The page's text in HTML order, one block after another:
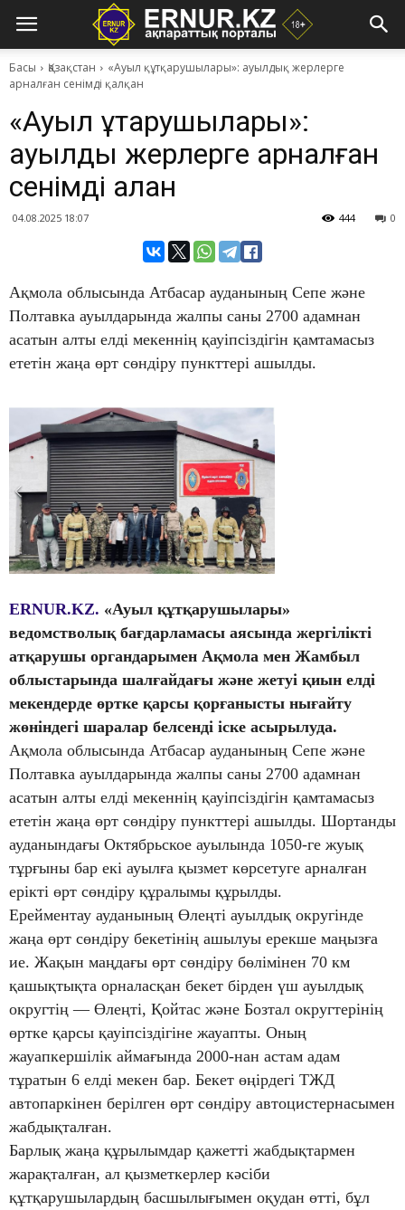
Басы Қазақстан
«Ауыл құтқарушылары»: ауылдық жерлерге
арналған сенімді қалқан
«Ауыл құтқарушылары»:
ауылдық жерлерге арналған
сенімді қалқан
04.08.2025 18:07 0
444
Ақмола облысында Атбасар ауданының Сепе және
Полтавка ауылдарында жалпы саны 2700 адамнан
асатын алты елді мекеннің қауіпсіздігін қамтамасыз
ететін жаңа өрт сөндіру пункттері ашылды.
ERNUR.KZ. «Ауыл құтқарушылары»
ведомстволық бағдарламасы аясында жергілікті
атқарушы органдарымен Ақмола мен Жамбыл
облыстарында шалғайдағы және жетуі қиын елді
мекендерде өртке қарсы қорғанысты нығайту
жөніндегі шаралар белсенді іске асырылуда.
Ақмола облысында Атбасар ауданының Сепе және
Полтавка ауылдарында жалпы саны 2700 адамнан
асатын алты елді мекеннің қауіпсіздігін қамтамасыз
ететін жаңа өрт сөндіру пункттері ашылды. Шортанды
ауданындағы Октябрьское ауылында 1050-ге жуық
тұрғыны бар екі ауылға қызмет көрсетуге арналған
ерікті өрт сөндіру құралымы құрылды.
Ерейментау ауданының Өлеңті ауылдық округінде
жаңа өрт сөндіру бекетінің ашылуы ерекше маңызға
ие. Жақын маңдағы өрт сөндіру бөлімінен 70 км
қашықтықта орналасқан бекет бірден үш ауылдық
округтің — Өлеңті, Қойтас және Бозтал округтерінің
өртке қарсы қауіпсіздігіне жауапты. Оның
жауапкершілік аймағында 2000-нан астам адам
тұратын 6 елді мекен бар. Бекет өңірдегі ТЖД
автопаркінен берілген өрт сөндіру автоцистернасымен
жабдықталған.
Барлық жаңа құрылымдар қажетті жабдықтармен
жарақталған, ал қызметкерлер кәсіби
құтқарушылардың басшылығымен оқудан өтті, бұл